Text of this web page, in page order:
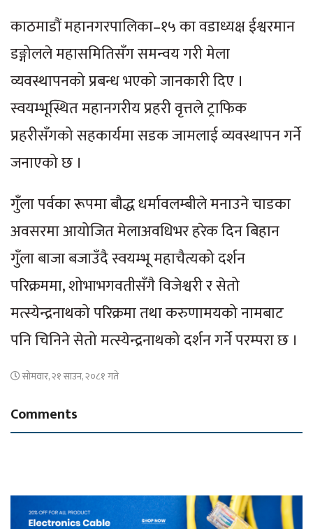
काठमाडौं महानगरपालिका–१५ का वडाध्यक्ष ईश्वरमान
डङ्गोलले महासमितिसँग समन्वय गरी मेला
व्यवस्थापनको प्रबन्ध भएको जानकारी दिए ।
स्वयम्भूस्थित महानगरीय प्रहरी वृत्तले ट्राफिक
प्रहरीसँगको सहकार्यमा सडक जामलाई व्यवस्थापन गर्ने
जनाएको छ ।
गुँला पर्वका रूपमा बौद्ध धर्मावलम्बीले मनाउने चाडका
अवसरमा आयोजित मेलाअवधिभर हरेक दिन बिहान
गुँला बाजा बजाउँदै स्वयम्भू महाचैत्यको दर्शन
परिक्रममा, शोभाभगवतीसँगै विजेश्वरी र सेतो
मत्स्येन्द्रनाथको परिक्रमा तथा करुणामयको नामबाट
पनि चिनिने सेतो मत्स्येन्द्रनाथको दर्शन गर्ने परम्परा छ ।
सोमवार, २१ साउन, २०८१ गते
Comments